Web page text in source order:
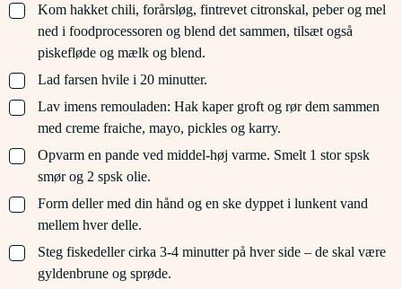
▢
Kom hakket chili, forårsløg, fintrevet citronskal, peber og mel
ned i foodprocessoren og blend det sammen, tilsæt også
piskefløde og mælk og blend.
▢
Lad farsen hvile i 20 minutter.
▢
Lav imens remouladen: Hak kaper groft og rør dem sammen
med creme fraiche, mayo, pickles og karry.
▢
Opvarm en pande ved middel-høj varme. Smelt 1 stor spsk
smør og 2 spsk olie.
▢
Form deller med din hånd og en ske dyppet i lunkent vand
mellem hver delle.
▢
Steg fiskedeller cirka 3-4 minutter på hver side – de skal være
gyldenbrune og sprøde.